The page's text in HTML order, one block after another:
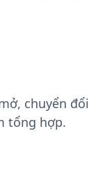
chuyển đổi
tổng hợp.